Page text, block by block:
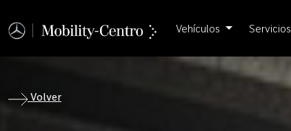
Vehículos Servicios
Volver